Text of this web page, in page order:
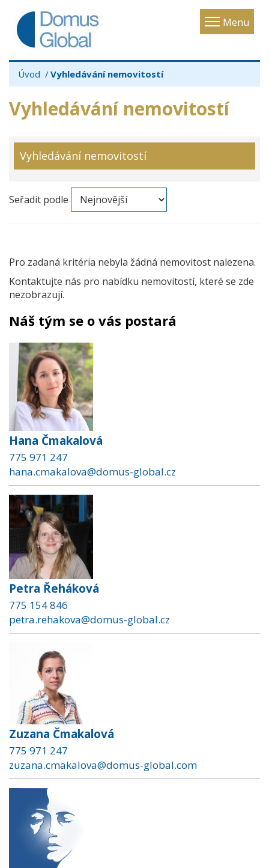
Menu
Toggle
Úvod Vyhledávání nemovitostí
Vyhledávání nemovitostí
Vyhledávání nemovitostí
Seřadit podle
Pro zadaná kritéria nebyla žádná nemovitost nalezena.
Kontaktujte nás pro nabídku nemovitostí, které se zde
nezobrazují.
Náš tým se o vás postará
Hana Čmakalová
775 971 247
hana.cmakalova@domus-global.cz
Petra Řeháková
775 154 846
petra.rehakova@domus-global.cz
Zuzana Čmakalová
775 971 247
zuzana.cmakalova@domus-global.com